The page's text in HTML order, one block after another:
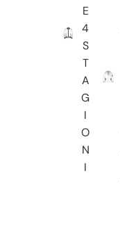
E
4
S
T
A
G
I
O
N
I